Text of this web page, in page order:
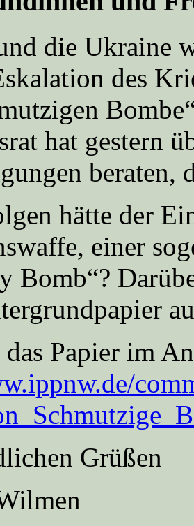
die Ukraine
des
hat gestern
beraten,
hätte der
einer
Bomb“?
Papier im
Grüßen